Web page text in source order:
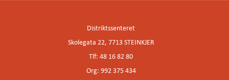
Distriktssenteret
Skolegata 22, 7713 STEINKJER
Tlf: 48 16 82 80
Org: 992 375 434